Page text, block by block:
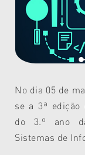
No dia 05 de
se a 3ª edição
do 3.º ano
Sistemas de